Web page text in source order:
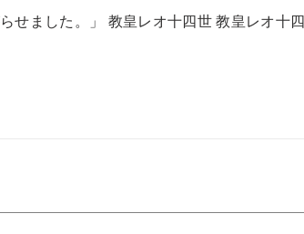
せました。」 教皇レオ十四世 教皇レオ十四